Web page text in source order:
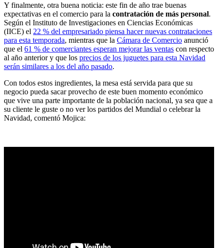
Y finalmente, otra buena noticia: este fin de año trae buenas
expectativas en el comercio para la contratación de más personal.
Según el Instituto de Investigaciones en Ciencias Económicas
(IICE) el 22 % del empresariado piensa hacer nuevas contrataciones
para esta temporada, mientras que la Cámara de Comercio anunció
que el 61 % de comerciantes esperan mejorar las ventas con respecto
al año anterior y que los precios de los juguetes para esta Navidad
serán similares a los del año pasado.
Con todos estos ingredientes, la mesa está servida para que su
negocio pueda sacar provecho de este buen momento económico
que vive una parte importante de la población nacional, ya sea que a
su cliente le guste o no ver los partidos del Mundial o celebrar la
Navidad, comentó Mojica: